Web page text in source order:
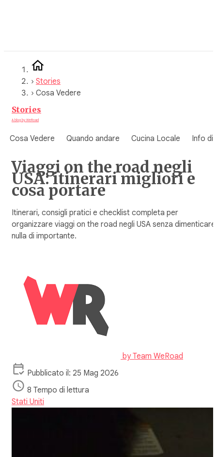
› Stories
› Cosa Vedere
Stories
A blog by WeRoad
Cosa Vedere Quando andare Cucina Locale Info di
Viaggi on the road negli
USA: itinerari migliori e
cosa portare
Itinerari, consigli pratici e checklist completa per
organizzare viaggi on the road negli USA senza dimenticare
nulla di importante.
byTeam WeRoad
Pubblicato il: 25 Mag 2026
8 Tempo di lettura
Stati Uniti